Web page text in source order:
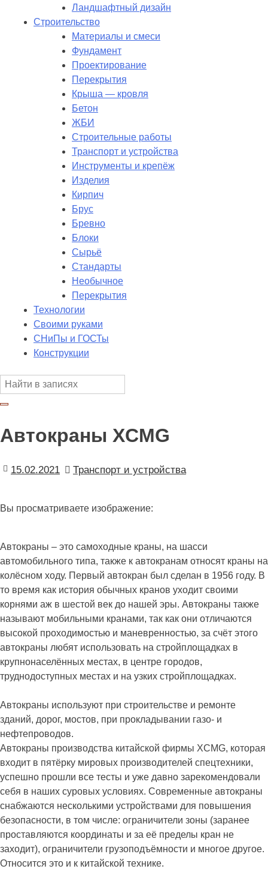
Ландшафтный дизайн
Строительство
Материалы и смеси
Фундамент
Проектирование
Перекрытия
Крыша — кровля
Бетон
ЖБИ
Строительные работы
Транспорт и устройства
Инструменты и крепёж
Изделия
Кирпич
Брус
Бревно
Блоки
Сырьё
Стандарты
Необычное
Перекрытия
Технологии
Своими руками
СНиПы и ГОСТы
Конструкции
Автокраны XCMG
15.02.2021 Транспорт и устройства
Вы просматриваете изображение:
Автокраны – это самоходные краны, на шасси
автомобильного типа, также к автокранам относят краны на
колёсном ходу. Первый автокран был сделан в 1956 году. В
то время как история обычных кранов уходит своими
корнями аж в шестой век до нашей эры. Автокраны также
называют мобильными кранами, так как они отличаются
высокой проходимостью и маневренностью, за счёт этого
автокраны любят использовать на стройплощадках в
крупнонаселённых местах, в центре городов,
труднодоступных местах и на узких стройплощадках.
Автокраны используют при строительстве и ремонте
зданий, дорог, мостов, при прокладывании газо- и
нефтепроводов.
Автокраны производства китайской фирмы XCMG, которая
входит в пятёрку мировых производителей спецтехники,
успешно прошли все тесты и уже давно зарекомендовали
себя в наших суровых условиях. Современные автокраны
снабжаются несколькими устройствами для повышения
безопасности, в том числе: ограничители зоны (заранее
проставляются координаты и за её пределы кран не
заходит), ограничители грузоподъёмности и многое другое.
Относится это и к китайской технике.